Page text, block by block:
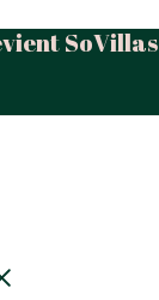
SoVillas